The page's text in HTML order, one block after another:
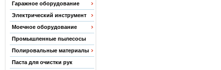
Гаражное оборудование
Электрический инструмент
Моечное оборудование
Промышленные пылесосы
Полировальные материалы
Паста для очистки рук